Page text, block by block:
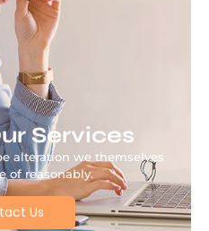
Services
alteration we themselves
of reasonably.
Us